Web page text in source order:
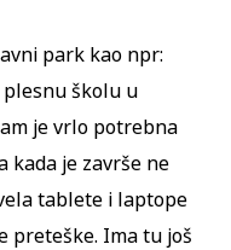
park kao npr:
školu u
je vrlo potrebna
kada je završe ne
tablete i laptope
preteške. Ima tu još